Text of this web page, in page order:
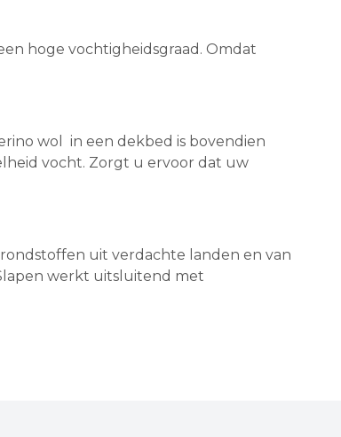
hoge vochtigheidsgraad. Omdat
wol in een dekbed is bovendien
vocht. Zorgt u ervoor dat uw
uit verdachte landen en van
werkt uitsluitend met